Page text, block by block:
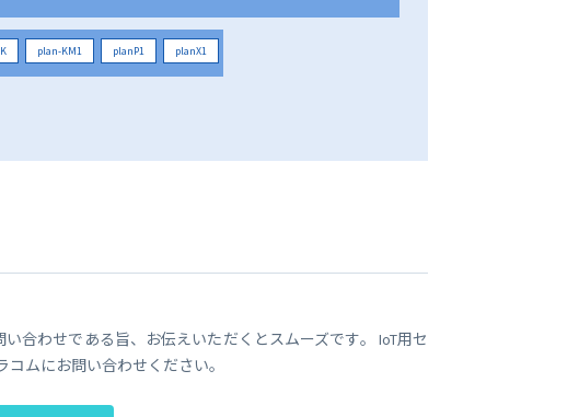
plan-KM1 planP1 planX1
合わせである旨、お伝えいただくとスムーズです。 IoT用セ
コムにお問い合わせください。